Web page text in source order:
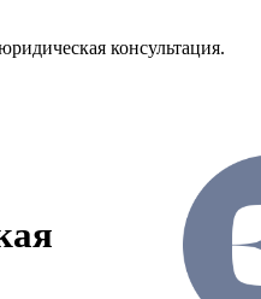
консультация.